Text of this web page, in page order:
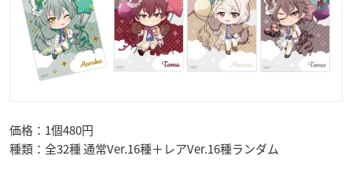
価格：1個480円
種類：全32種 通常Ver.16種＋レアVer.16種ランダム